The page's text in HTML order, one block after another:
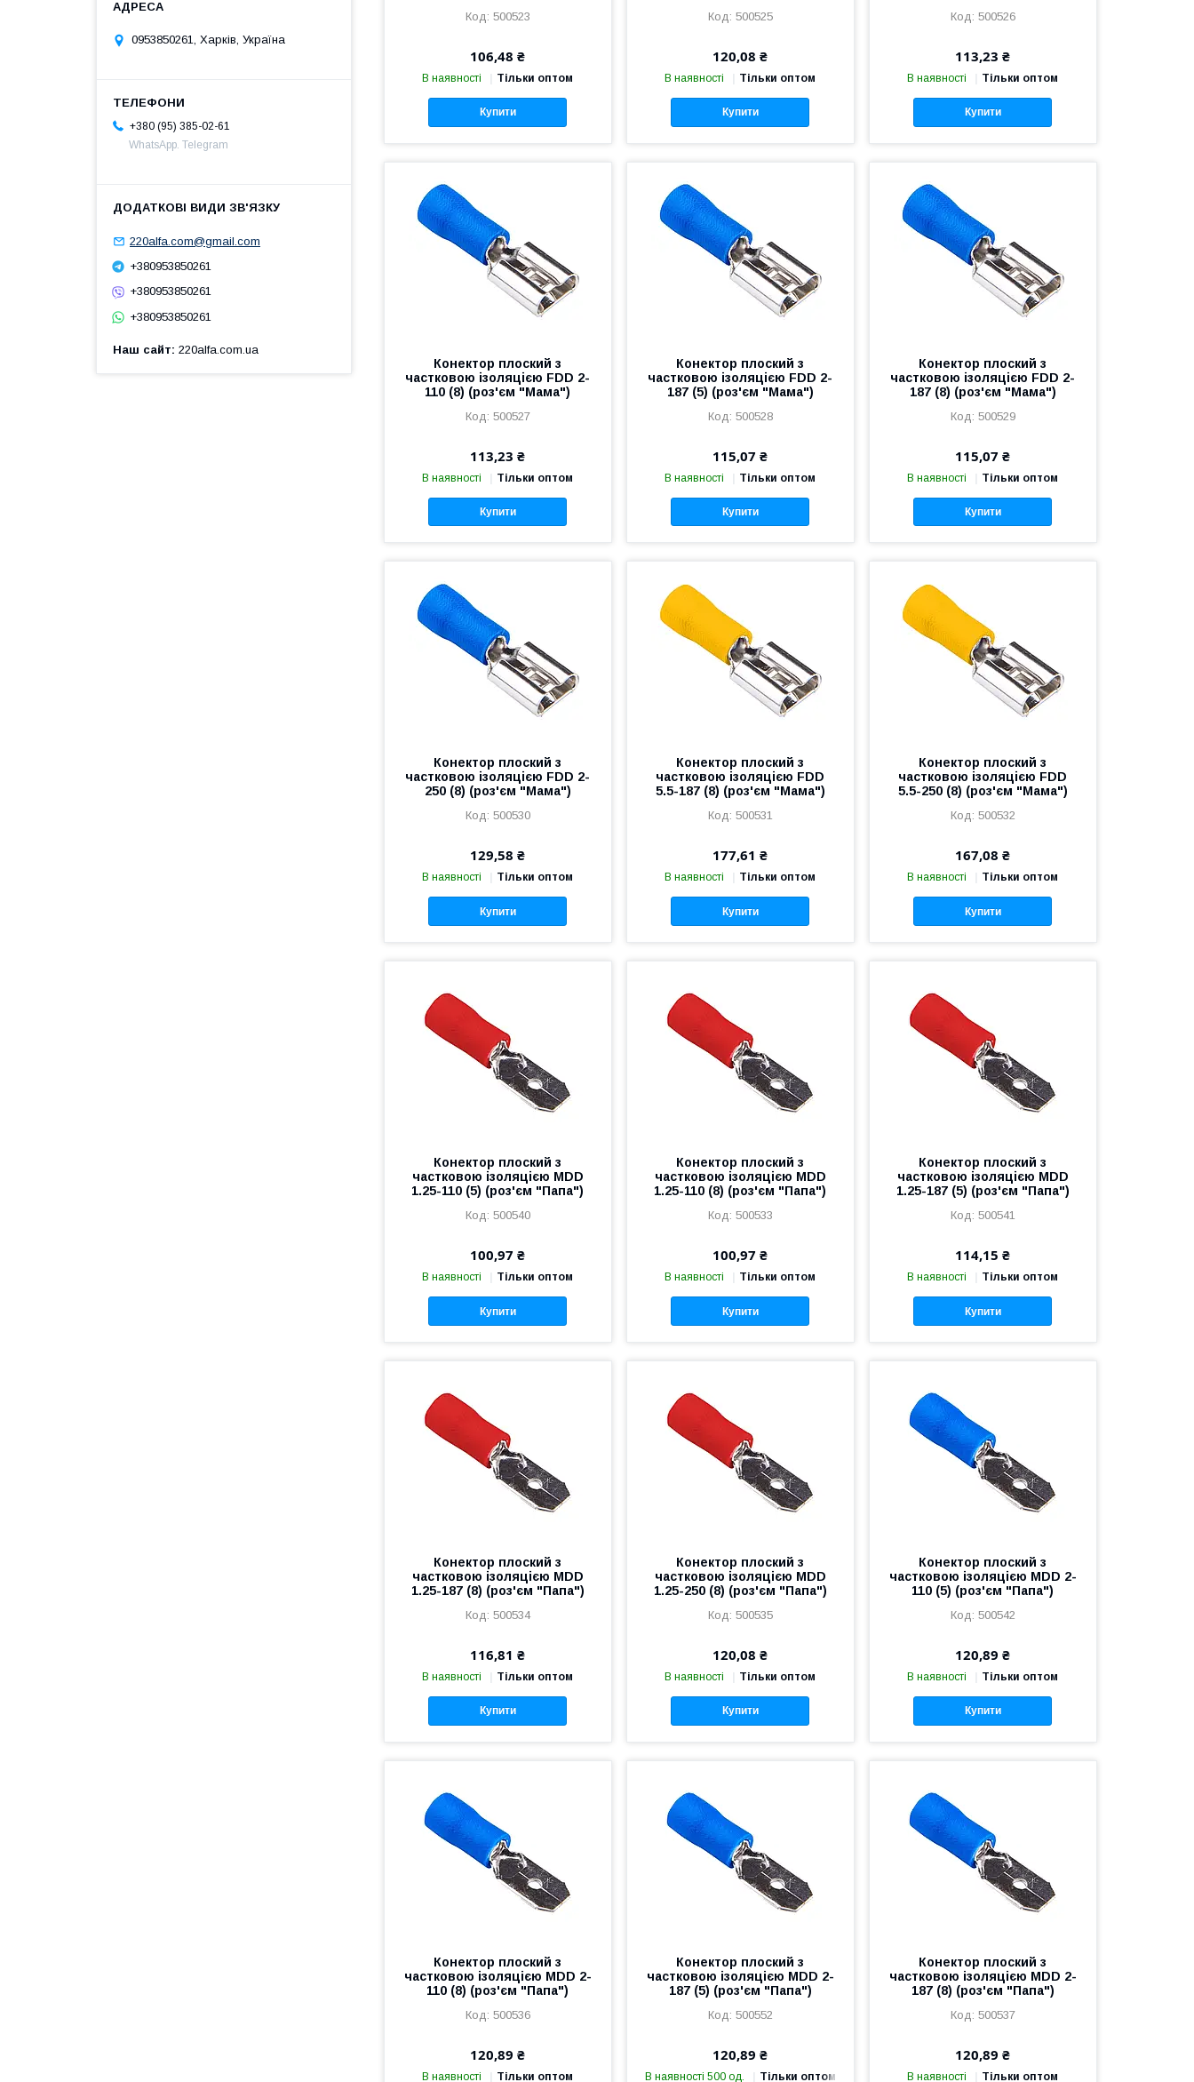
500523
106,48 ₴
В наявності Тільки оптом
Купити
500525
120,08 ₴
В наявності Тільки оптом
Купити
500526
113,23 ₴
В наявності Тільки оптом
Купити
Конектор плоский з
частковою ізоляцією FDD 2-
110 (8) (роз'єм "Мама")
500527
113,23 ₴
В наявності Тільки оптом
Купити
Конектор плоский з
частковою ізоляцією FDD 2-
187 (5) (роз'єм "Мама")
500528
115,07 ₴
В наявності Тільки оптом
Купити
Конектор плоский з
частковою ізоляцією FDD 2-
187 (8) (роз'єм "Мама")
500529
115,07 ₴
В наявності Тільки оптом
Купити
Конектор плоский з
частковою ізоляцією FDD 2-
250 (8) (роз'єм "Мама")
500530
129,58 ₴
В наявності Тільки оптом
Купити
Конектор плоский з
частковою ізоляцією FDD
5.5-187 (8) (роз'єм "Мама")
500531
177,61 ₴
В наявності Тільки оптом
Купити
Конектор плоский з
частковою ізоляцією FDD
5.5-250 (8) (роз'єм "Мама")
500532
167,08 ₴
В наявності Тільки оптом
Купити
Конектор плоский з
частковою ізоляцією MDD
1.25-110 (5) (роз'єм "Папа")
500540
100,97 ₴
В наявності Тільки оптом
Купити
Конектор плоский з
частковою ізоляцією MDD
1.25-110 (8) (роз'єм "Папа")
500533
100,97 ₴
В наявності Тільки оптом
Купити
Конектор плоский з
частковою ізоляцією MDD
1.25-187 (5) (роз'єм "Папа")
500541
114,15 ₴
В наявності Тільки оптом
Купити
Конектор плоский з
частковою ізоляцією MDD
1.25-187 (8) (роз'єм "Папа")
500534
116,81 ₴
В наявності Тільки оптом
Купити
Конектор плоский з
частковою ізоляцією MDD
1.25-250 (8) (роз'єм "Папа")
500535
120,08 ₴
В наявності Тільки оптом
Купити
Конектор плоский з
частковою ізоляцією MDD 2-
110 (5) (роз'єм "Папа")
500542
120,89 ₴
В наявності Тільки оптом
Купити
Конектор плоский з
частковою ізоляцією MDD 2-
110 (8) (роз'єм "Папа")
500536
120,89 ₴
В наявності Тільки оптом
Конектор плоский з
частковою ізоляцією MDD 2-
187 (5) (роз'єм "Папа")
500552
120,89 ₴
В наявності 500 од. Тільки оптом
Конектор плоский з
частковою ізоляцією MDD 2-
187 (8) (роз'єм "Папа")
500537
120,89 ₴
В наявності Тільки оптом
0953850261, Харків, Україна
+380 (95) 385-02-61
WhatsApp. Telegram
220alfa.com@gmail.com
+380953850261
+380953850261
+380953850261
Наш сайт 220alfa.com.ua